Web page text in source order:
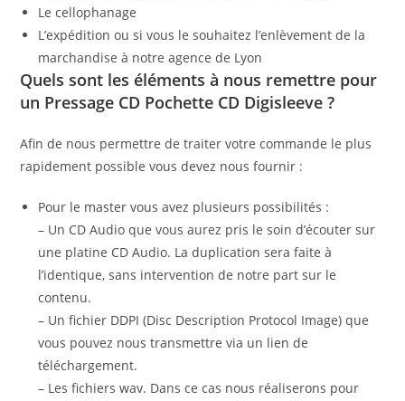
Le cellophanage
L’expédition ou si vous le souhaitez l’enlèvement de la
marchandise à notre agence de Lyon
Quels sont les éléments à nous remettre pour
un Pressage CD Pochette CD Digisleeve ?
Afin de nous permettre de traiter votre commande le plus
rapidement possible vous devez nous fournir :
Pour le master vous avez plusieurs possibilités :
– Un CD Audio que vous aurez pris le soin d’écouter sur
une platine CD Audio. La duplication sera faite à
l’identique, sans intervention de notre part sur le
contenu.
– Un fichier DDPI (Disc Description Protocol Image) que
vous pouvez nous transmettre via un lien de
téléchargement.
– Les fichiers wav. Dans ce cas nous réaliserons pour